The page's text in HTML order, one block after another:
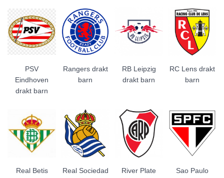
PSV
Eindhoven
drakt barn
Rangers drakt
barn
RB Leipzig
drakt barn
RC Lens drakt
barn
Real Betis
Real Sociedad
River Plate
Sao Paulo